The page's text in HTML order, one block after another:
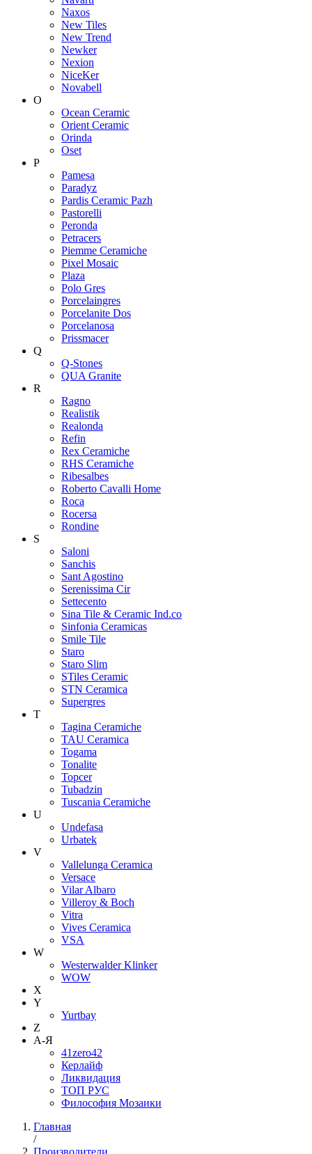
Naxos
New Tiles
New Trend
Newker
Nexion
NiceKer
Novabell
O
Ocean Ceramic
Orient Ceramic
Orinda
Oset
P
Pamesa
Paradyz
Pardis Ceramic Pazh
Pastorelli
Peronda
Petracers
Piemme Ceramiche
Pixel Mosaic
Plaza
Polo Gres
Porcelaingres
Porcelanite Dos
Porcelanosa
Prissmacer
Q
Q-Stones
QUA Granite
R
Ragno
Realistik
Realonda
Refin
Rex Ceramiche
RHS Ceramiche
Ribesalbes
Roberto Cavalli Home
Roca
Rocersa
Rondine
S
Saloni
Sanchis
Sant Agostino
Serenissima Cir
Settecento
Sina Tile & Ceramic Ind.co
Sinfonia Ceramicas
Smile Tile
Staro
Staro Slim
STiles Ceramic
STN Ceramica
Supergres
T
Tagina Ceramiche
TAU Ceramica
Togama
Tonalite
Topcer
Tubadzin
Tuscania Ceramiche
U
Undefasa
Urbatek
V
Vallelunga Ceramica
Versace
Vilar Albaro
Villeroy & Boch
Vitra
Vives Ceramica
VSA
W
Westerwalder Klinker
WOW
X
Y
Yurtbay
Z
А-Я
41zero42
Керлайф
Ликвидация
ТОП РУС
Философия Мозаики
Главная
/
Производители